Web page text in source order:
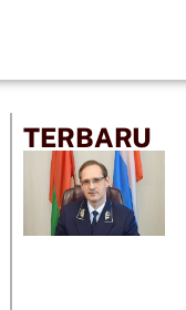
TERBARU